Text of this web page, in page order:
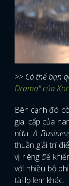
>> Có thể bạn
Drama" của
Bên cạnh đó
giai cấp của
nữa.A
thuần giải trí
vị riêng để
với nhiều bộ
tài lọ lem khác.